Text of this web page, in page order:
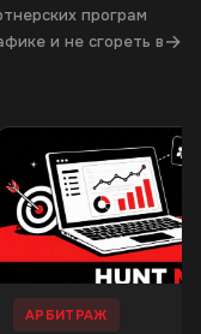
програм
и не сгореть в→
АРБИТРАЖ